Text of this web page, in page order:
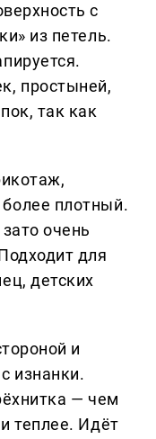
с
из петель.
простыней,
так как
плотный.
очень
для
детских
и
изнанки.
— чем
теплее. Идёт